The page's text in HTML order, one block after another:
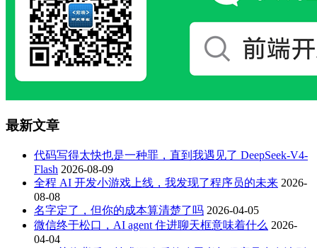
最新文章
代码写得太快也是一种罪，直到我遇见了 DeepSeek-V4-
Flash 2026-08-09
全程 AI 开发小游戏上线，我发现了程序员的未来 2026-
08-08
名字定了，但你的成本算清楚了吗 2026-04-05
微信终于松口，AI agent 住进聊天框意味着什么 2026-
04-04